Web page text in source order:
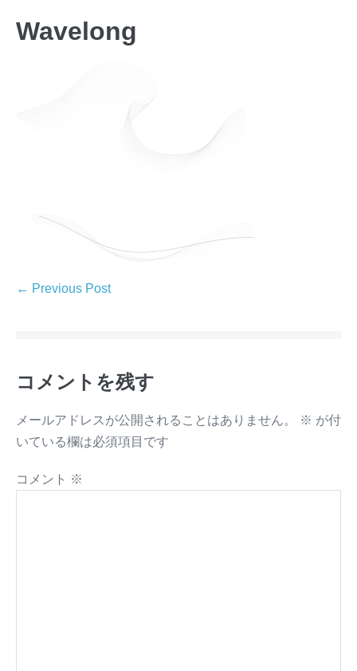
Wavelong
← Previous Post
コメントを残す
メールアドレスが公開されることはありません。 ※ が付
いている欄は必須項目です
コメント ※